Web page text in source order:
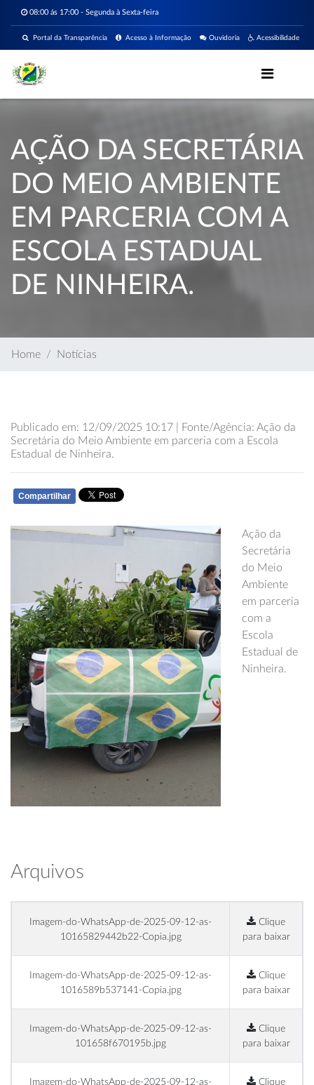
08:00 ás 17:00 - Segunda à Sexta-feira
Acessibilidade
Ouvidoria
Acesso à Informação
Portal da Transparência
AÇÃO DA SECRETÁRIA
DO MEIO AMBIENTE
EM PARCERIA COM A
ESCOLA ESTADUAL
DE NINHEIRA.
Home Notícias
Publicado em: 12/09/2025 10:17 | Fonte/Agência: Ação da
Secretária do Meio Ambiente em parceria com a Escola
Estadual de Ninheira.
Compartilhar
Ação da
Secretária
do Meio
Ambiente
em parceria
com a
Escola
Estadual de
Ninheira.
Arquivos
Imagem-do-WhatsApp-de-2025-09-12-as-
10165829442b22-Copia.jpg
Clique
para baixar
Imagem-do-WhatsApp-de-2025-09-12-as-
1016589b537141-Copia.jpg
Clique
para baixar
Imagem-do-WhatsApp-de-2025-09-12-as-
101658f670195b.jpg
Clique
para baixar
Imagem-do-WhatsApp-de-2025-09-12-as-
Clique